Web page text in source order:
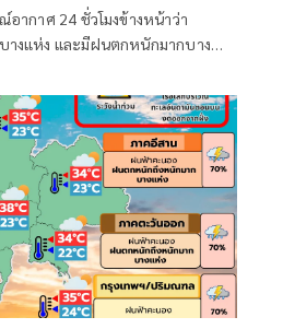
ากาศ 24 ชั่วโมงข้างหน้าว่า
งแห่ง และมีฝนตกหนักมากบาง